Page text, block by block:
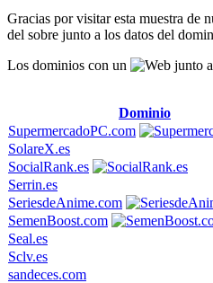
Gracias por visitar esta muestra de
del sobre junto a los datos del
Los dominios con un
junto
Dominio
SupermercadoPC.com
SolareX.es
SocialRank.es
Serrin.es
SeriesdeAnime.com
SemenBoost.com
Seal.es
Sclv.es
sandeces.com